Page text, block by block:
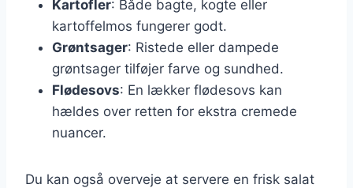
Kartofler: Både bagte, kogte eller
kartoffelmos fungerer godt.
Grøntsager: Ristede eller dampede
grøntsager tilføjer farve og sundhed.
Flødesovs: En lækker flødesovs kan
hældes over retten for ekstra cremede
nuancer.
Du kan også overveje at servere en frisk salat